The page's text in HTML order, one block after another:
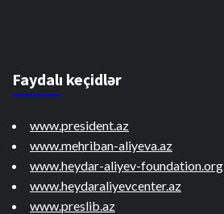
Faydalı keçidlər
www.president.az
www.mehriban-aliyeva.az
www.heydar-aliyev-foundation.org
www.heydaraliyevcenter.az
www.preslib.az